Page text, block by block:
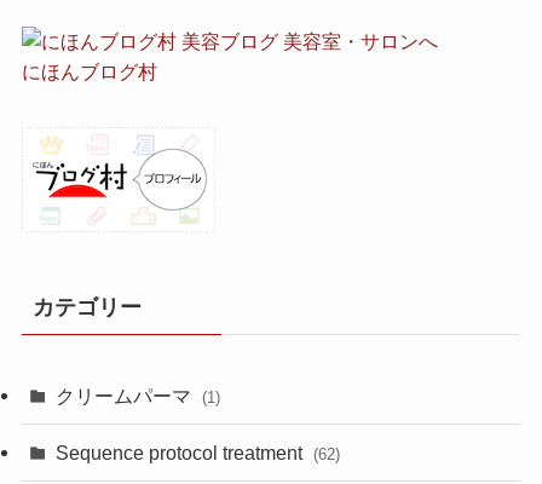
にほんブログ村
カテゴリー
クリームパーマ (1)
Sequence protocol treatment (62)